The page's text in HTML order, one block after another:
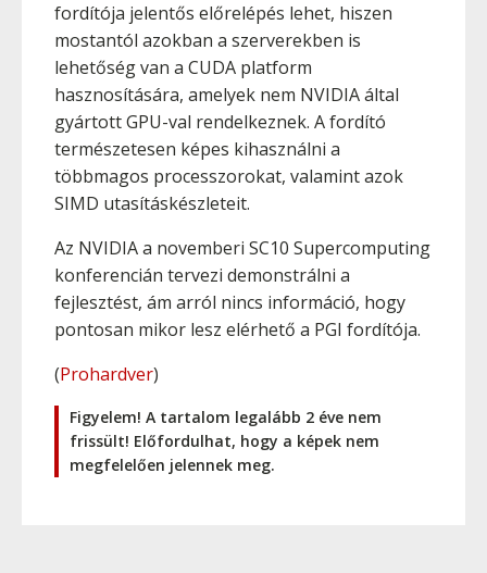
fordítója jelentős előrelépés lehet, hiszen
mostantól azokban a szerverekben is
lehetőség van a CUDA platform
hasznosítására, amelyek nem NVIDIA által
gyártott GPU-val rendelkeznek. A fordító
természetesen képes kihasználni a
többmagos processzorokat, valamint azok
SIMD utasításkészleteit.
Az NVIDIA a novemberi SC10 Supercomputing
konferencián tervezi demonstrálni a
fejlesztést, ám arról nincs információ, hogy
pontosan mikor lesz elérhető a PGI fordítója.
(Prohardver)
Figyelem! A tartalom legalább 2 éve nem
frissült! Előfordulhat, hogy a képek nem
megfelelően jelennek meg.